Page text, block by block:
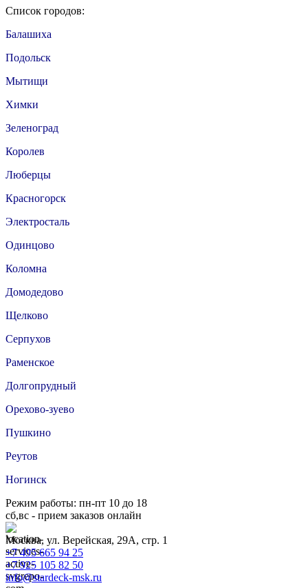
Список городов:
Балашиха
Подольск
Мытищи
Химки
Зеленоград
Королев
Люберцы
Красногорск
Электросталь
Одинцово
Коломна
Домодедово
Щелково
Серпухов
Раменское
Долгопрудный
Орехово-зуево
Пушкино
Реутов
Ногинск
Режим работы: пн-пт 10 до 18
сб,вс - прием заказов онлайн
Москва, ул. Верейская, 29А, стр. 1
+7 495 665 94 25
+7 925 105 82 50
info@stardeck-msk.ru